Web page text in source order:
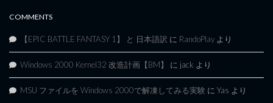
COMMENTS
【EPIC BATTLE FANTASY 1】 と 日本語訳 に RandoPlay より
Windows 2000 Kernel32 改造計画【BM】 に jack より
MSU ファイルを Windows 2000で解凍してみる実験 に Yas より